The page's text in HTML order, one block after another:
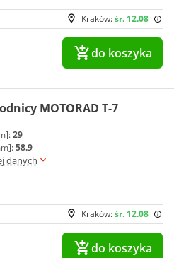
Kraków:śr. 12.08
do koszyka
MOTORAD T-7
29
58.9
danych
Kraków:śr. 12.08
do koszyka